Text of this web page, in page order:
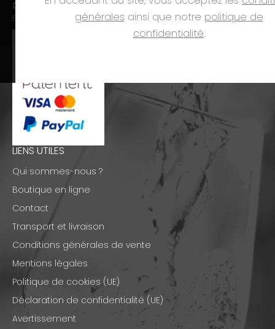
générales ainsi que notre politique de
confidentialité.
Dim. et jours fériés :fermé
PAIEMENTS
LIENS UTILES
Qui sommes-nous ?
Boutique en ligne
Contact
Transport et livraison
Conditions générales de vente
Mentions légales
Politique de cookies (UE)
Déclaration de confidentialité (UE)
Avertissement